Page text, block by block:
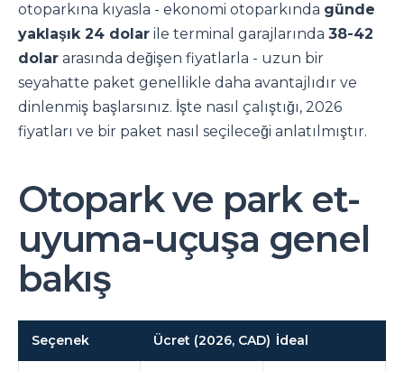
otoparkına kıyasla - ekonomi otoparkında günde
yaklaşık 24 dolar ile terminal garajlarında 38-42
dolar arasında değişen fiyatlarla - uzun bir
seyahatte paket genellikle daha avantajlıdır ve
dinlenmiş başlarsınız. İşte nasıl çalıştığı, 2026
fiyatları ve bir paket nasıl seçileceği anlatılmıştır.
Otopark ve park et-
uyuma-uçuşa genel
bakış
Seçenek Ücret (2026, CAD) İdeal